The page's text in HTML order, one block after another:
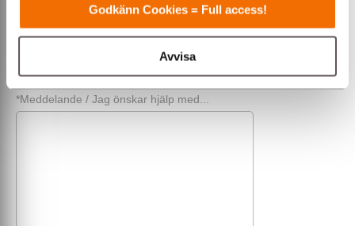
Godkänn Cookies = Full access!
Avvisa
*Rubrik / Ämne
*Meddelande / Jag önskar hjälp med...